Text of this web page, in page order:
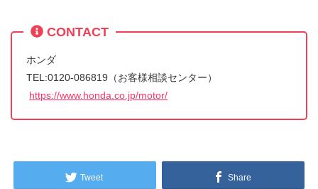
CONTACT
ホンダ
TEL:0120-086819（お客様相談センター）
https://www.honda.co.jp/motor/
Tweet Share